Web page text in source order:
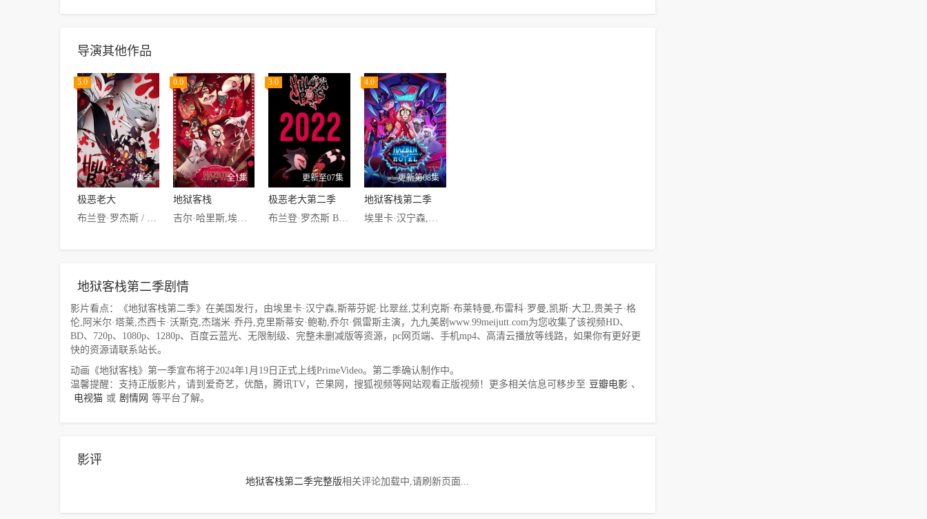
导演其他作品
5.0
7集全
极恶老大
布兰登·罗杰斯 / 理查德·史蒂文·霍维茨 / 薇薇安·尼克松 / 埃里卡·林德贝克 / 布莱斯·平卡姆
0.0
全1集
地狱客栈
吉尔·哈里斯,埃尔希·洛夫洛克,迈克尔·科瓦赫,莫妮卡·佛朗哥,爱德华·博斯科,加布里埃尔·C·布朗,斯坦珀,克莉丝朵·拉波特,米歇尔·玛丽
3.0
更新至07集
极恶老大第二季
布兰登·罗杰斯 Brandon Rogers,理查德·史蒂文·霍维茨,薇薇安·尼克松 Vivian Nixon,埃里卡·林德贝克 Erica Lindbeck,布莱斯·平卡姆 Bryce Pinkham
4.0
更新第08集
地狱客栈第二季
埃里卡·汉宁森,斯蒂芬妮·比翠丝,艾利克斯·布莱特曼,布雷科·罗曼,凯斯·大卫,贵美子·格伦,阿米尔·塔莱,杰西卡·沃斯克,杰瑞米·乔丹,克里斯蒂安·鲍勒,乔尔·佩雷斯
地狱客栈第二季剧情
影片看点：《地狱客栈第二季》在美国发行，由埃里卡·汉宁森,斯蒂芬妮·比翠丝,艾利克斯·布莱特曼,布雷科·罗曼,凯斯·大卫,贵美子·格
伦,阿米尔·塔莱,杰西卡·沃斯克,杰瑞米·乔丹,克里斯蒂安·鲍勒,乔尔·佩雷斯主演，九九美剧www.99meijutt.com为您收集了该视频HD、
BD、720p、1080p、1280p、百度云蓝光、无限制级、完整未删减版等资源，pc网页端、手机mp4、高清云播放等线路，如果你有更好更
快的资源请联系站长。
动画《地狱客栈》第一季宣布将于2024年1月19日正式上线PrimeVideo。第二季确认制作中。
温馨提醒：支持正版影片，请到爱奇艺，优酷，腾讯TV，芒果网，搜狐视频等网站观看正版视频！更多相关信息可移步至 豆瓣电影 、
电视猫 或 剧情网 等平台了解。
影评
地狱客栈第二季完整版相关评论加载中,请刷新页面...